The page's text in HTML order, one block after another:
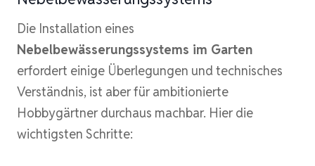
Die Installation eines
Nebelbewässerungssystems im Garten
erfordert einige Überlegungen und technisches
Verständnis, ist aber für ambitionierte
Hobbygärtner durchaus machbar. Hier die
wichtigsten Schritte: